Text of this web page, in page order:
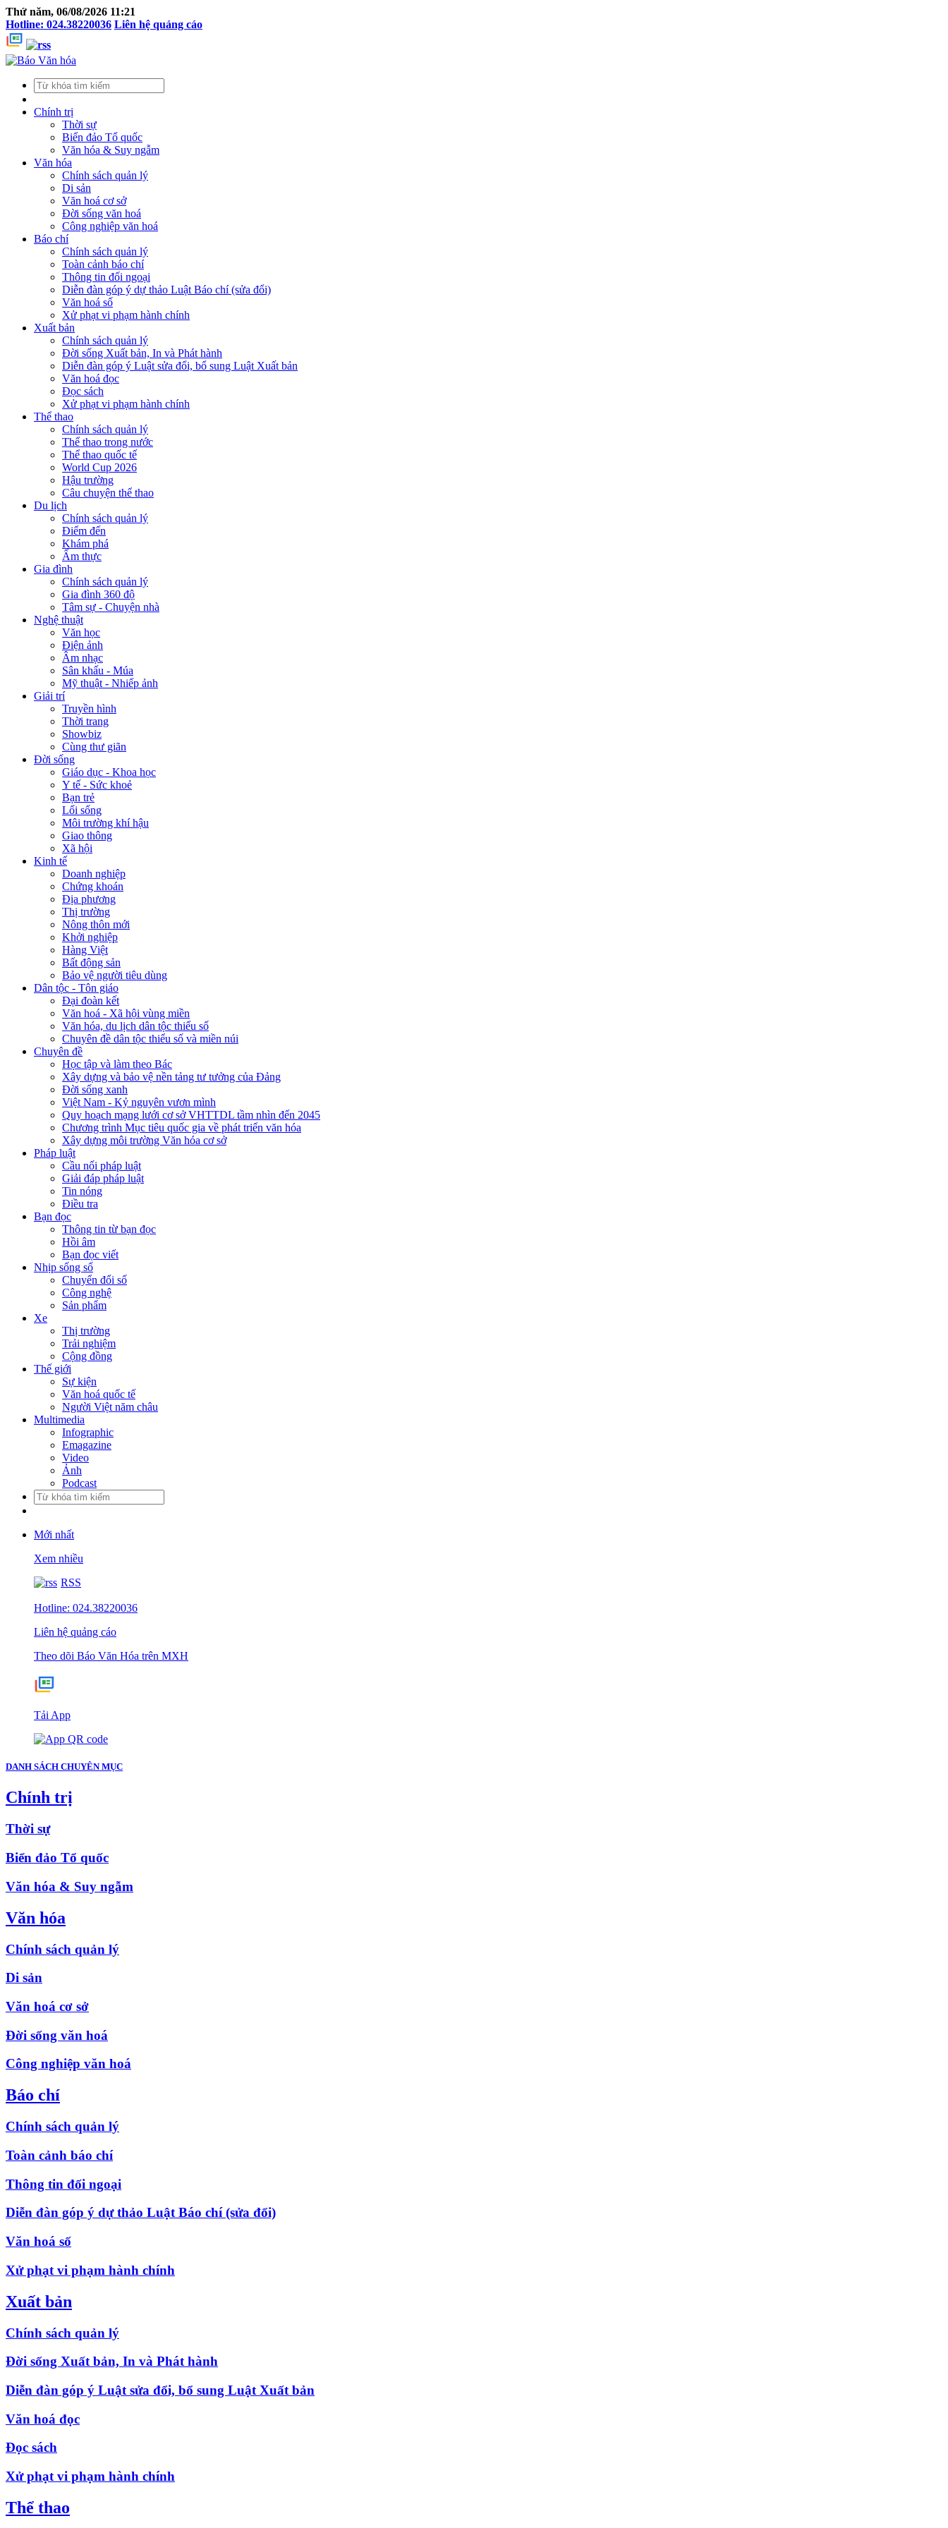
Thứ năm, 06/08/2026 11:21
Hotline: 024.38220036 Liên hệ quảng cáo
Chính trị
Thời sự
Biển đảo Tổ quốc
Văn hóa & Suy ngẫm
Văn hóa
Chính sách quản lý
Di sản
Văn hoá cơ sở
Đời sống văn hoá
Công nghiệp văn hoá
Báo chí
Chính sách quản lý
Toàn cảnh báo chí
Thông tin đối ngoại
Diễn đàn góp ý dự thảo Luật Báo chí (sửa đổi)
Văn hoá số
Xử phạt vi phạm hành chính
Xuất bản
Chính sách quản lý
Đời sống Xuất bản, In và Phát hành
Diễn đàn góp ý Luật sửa đổi, bổ sung Luật Xuất bản
Văn hoá đọc
Đọc sách
Xử phạt vi phạm hành chính
Thể thao
Chính sách quản lý
Thể thao trong nước
Thể thao quốc tế
World Cup 2026
Hậu trường
Câu chuyện thể thao
Du lịch
Chính sách quản lý
Điểm đến
Khám phá
Ẩm thực
Gia đình
Chính sách quản lý
Gia đình 360 độ
Tâm sự - Chuyện nhà
Nghệ thuật
Văn học
Điện ảnh
Âm nhạc
Sân khấu - Múa
Mỹ thuật - Nhiếp ảnh
Giải trí
Truyền hình
Thời trang
Showbiz
Cùng thư giãn
Đời sống
Giáo dục - Khoa học
Y tế - Sức khoẻ
Bạn trẻ
Lối sống
Môi trường khí hậu
Giao thông
Xã hội
Kinh tế
Doanh nghiệp
Chứng khoán
Địa phương
Thị trường
Nông thôn mới
Khởi nghiệp
Hàng Việt
Bất động sản
Bảo vệ người tiêu dùng
Dân tộc - Tôn giáo
Đại đoàn kết
Văn hoá - Xã hội vùng miền
Văn hóa, du lịch dân tộc thiểu số
Chuyên đề dân tộc thiểu số và miền núi
Chuyên đề
Học tập và làm theo Bác
Xây dựng và bảo vệ nền tảng tư tưởng của Đảng
Đời sống xanh
Việt Nam - Kỷ nguyên vươn mình
Quy hoạch mạng lưới cơ sở VHTTDL tầm nhìn đến 2045
Chương trình Mục tiêu quốc gia về phát triển văn hóa
Xây dựng môi trường Văn hóa cơ sở
Pháp luật
Cầu nối pháp luật
Giải đáp pháp luật
Tin nóng
Điều tra
Bạn đọc
Thông tin từ bạn đọc
Hồi âm
Bạn đọc viết
Nhịp sống số
Chuyển đổi số
Công nghệ
Sản phẩm
Xe
Thị trường
Trải nghiệm
Cộng đồng
Thế giới
Sự kiện
Văn hoá quốc tế
Người Việt năm châu
Multimedia
Infographic
Emagazine
Video
Ảnh
Podcast
Mới nhất
Xem nhiều
RSS
Hotline: 024.38220036
Liên hệ quảng cáo
Theo dõi Báo Văn Hóa trên MXH
Tải App
DANH SÁCH CHUYÊN MỤC
Chính trị
Thời sự
Biển đảo Tổ quốc
Văn hóa & Suy ngẫm
Văn hóa
Chính sách quản lý
Di sản
Văn hoá cơ sở
Đời sống văn hoá
Công nghiệp văn hoá
Báo chí
Chính sách quản lý
Toàn cảnh báo chí
Thông tin đối ngoại
Diễn đàn góp ý dự thảo Luật Báo chí (sửa đổi)
Văn hoá số
Xử phạt vi phạm hành chính
Xuất bản
Chính sách quản lý
Đời sống Xuất bản, In và Phát hành
Diễn đàn góp ý Luật sửa đổi, bổ sung Luật Xuất bản
Văn hoá đọc
Đọc sách
Xử phạt vi phạm hành chính
Thể thao